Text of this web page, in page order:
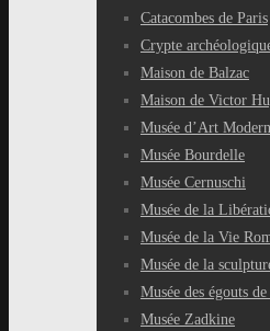
Catacombes de Paris
Crypte
Maison de Balzac
Maison de Victor
Musée d’Art
Musée Bourdelle
Musée Cernuschi
Musée de la
Musée de la Vie
Musée de la
Musée des égouts
Musée Zadkine